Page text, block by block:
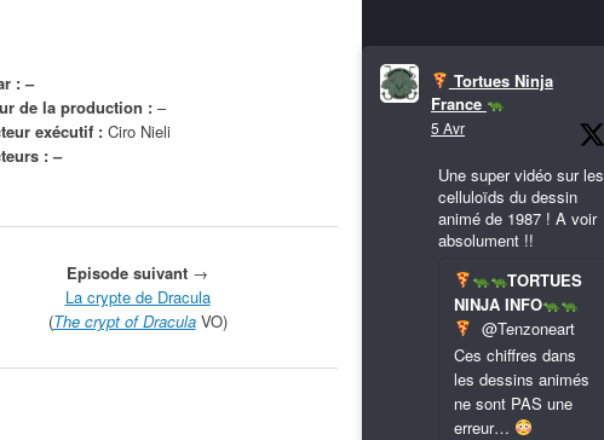
: –
de la production : –
exécutif : Ciro Nieli
: –
Episode suivant →
La crypte de Dracula
(The crypt of DraculaVO)
Tortues Ninja
France
5 Avr
Une super vidéo sur les
celluloïds du dessin
animé de 1987 ! A voir
absolument !!
TORTUES
NINJA INFO
@Tenzoneart
Ces chiffres dans
les dessins animés
ne sont PAS une
erreur…